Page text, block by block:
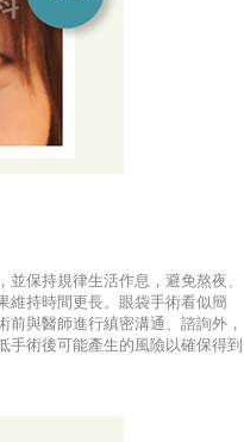
保持規律生活作息，避免熬夜、
維持時間更長。眼袋手術看似簡
與醫師進行縝密溝通、諮詢外，
手術後可能產生的風險以確保得到